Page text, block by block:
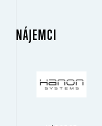
NÁJEMCI